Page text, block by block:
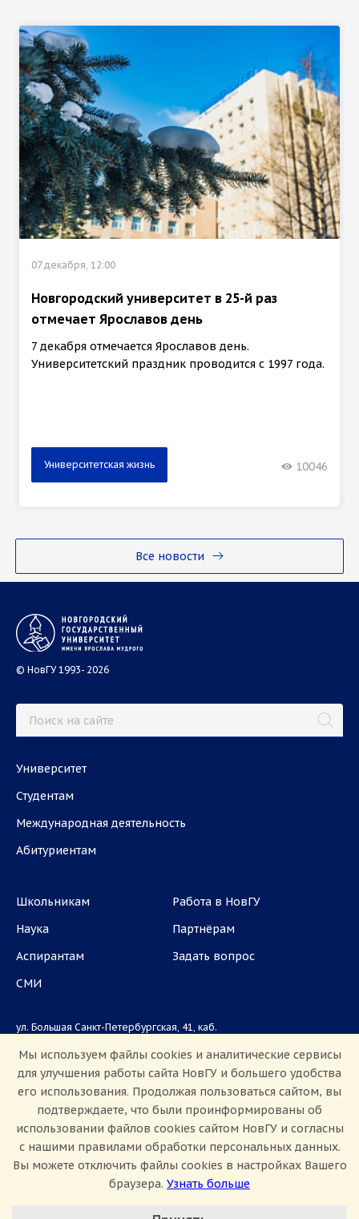
Все новости
07 декабря, 12:00
Новгородский университет в 25-й раз
отмечает Ярославов день
7 декабря отмечается Ярославов день.
Университетский праздник проводится с 1997 года.
Университетская жизнь 10046
© НовГУ 1993- 2026
Университет
Студентам
Международная деятельность
Абитуриентам
Школьникам
Наука
Аспирантам
СМИ
Работа в НовГУ
Партнёрам
Задать вопрос
ул. Большая Санкт-Петербургская, 41, каб.
Приемная комиссия: +7(8162)33-20-44
Мы используем файлы cookies и аналитические сервисы
для улучшения работы сайта НовГУ и большего удобства
его использования. Продолжая пользоваться сайтом, вы
подтверждаете, что были проинформированы об
использовании файлов cookies сайтом НовГУ и согласны
с нашими правилами обработки персональных данных.
Вы можете отключить файлы cookies в настройках Вашего
браузера. Узнать больше